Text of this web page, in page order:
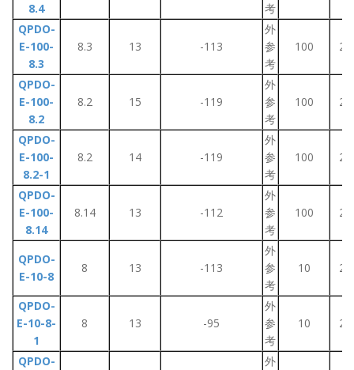
8.4
考
QPDO-
E-100-
8.3
8.3 13 -113
外
参
考
100
QPDO-
E-100-
8.2
8.2 15 -119
外
参
考
100
QPDO-
E-100-
8.2-1
8.2 14 -119
外
参
考
100
QPDO-
E-100-
8.14
8.14 13 -112
外
参
考
100
QPDO-
E-10-8
8 13 -113
外
参
考
10
QPDO-
E-10-8-
1
8 13 -95
外
参
考
10
QPDO-
外